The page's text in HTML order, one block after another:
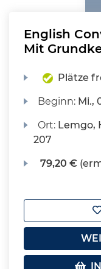
English
Mit
Plätze
Beginn: Mi.,
Ort: Lemgo,
207
79,20 €
IN